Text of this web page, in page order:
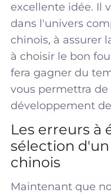
excellente idée. Il
dans l'univers
chinois, à assurer
à choisir le bon
fera gagner du
vous permettra
développement
Les erreurs à
sélection
chinois
Maintenant que